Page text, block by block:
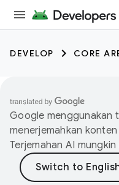
DEVELOP CORE
Google menggunakan
menerjemahkan
Terjemahan AI